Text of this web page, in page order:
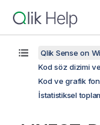
Qlik Sense on
Kod söz dizimi
Kod ve grafik
İstatistiksel